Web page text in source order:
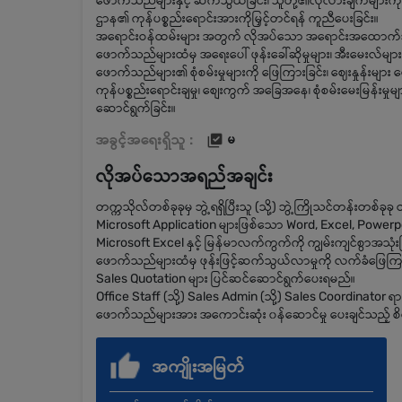
ဌာန၏ ကုန်ပစ္စည်းရောင်းအားကိုမြှင့်တင်ရန် ကူညီပေးခြင်း။
အရောင်းဝန်ထမ်းများ အတွက် လိုအပ်သော အရောင်းအထောက်အ
ဖောက်သည်များထံမှ အရေးပေါ် ဖုန်းခေါ်ဆိုမှုများ၊ အီးမေးလ်မျာ
ဖောက်သည်များ၏ စုံစမ်းမှုများကို ဖြေကြားခြင်း၊ ဈေးနှုန်းမျာ
ကုန်ပစ္စည်းရောင်းချမှု၊ စျေးကွက် အခြေအနေ၊ စုံစမ်းမေးမြန်း
ဆောင်ရွက်ခြင်း။
အခွင့်အရေးရှိသူ : မ
လိုအပ်သောအရည်အချင်း
တက္ကသိုလ်တစ်ခုခုမှ ဘွဲ့ရရှိပြီးသူ (သို့) ဘွဲ့ကြိုသင်တန်းတစ်ခုခု
Microsoft Application များဖြစ်သော Word, Excel,
Microsoft Excel နှင့် မြန်မာလက်ကွက်ကို ကျွမ်းကျင်စွာအသုံ
ဖောက်သည်များထံမှ ဖုန်းဖြင့်ဆက်သွယ်လာမှုကို လက်ခံ‌ဖြေကြ
Sales Quotation များ ပြင်ဆင်ဆောင်ရွက်ပေးရမည်။
Office Staff (သို့) Sales Admin (သို့) Sales Coordinator
ဖောက်သည်များအား အကောင်းဆုံး ၀န်ဆောင်မှု ပေးချင်သ
အကျိုးအမြတ်